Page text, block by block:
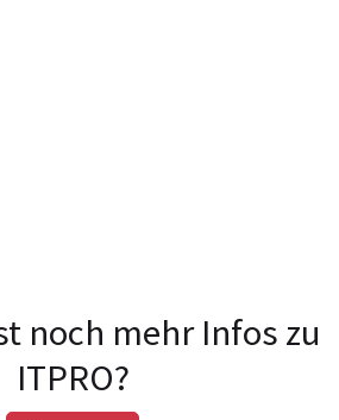
noch mehr Infos zu
ITPRO?